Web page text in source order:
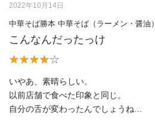
2022年10月14日
中華そば勝本 中華そば（ラーメン・醤油）
こんなんだったっけ
いやあ、素晴らしい。
以前店舗で食べた印象と同じ。
自分の舌が変わったんでしょうね…